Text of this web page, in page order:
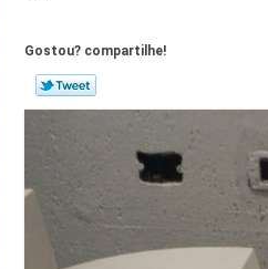
Gostou? compartilhe!